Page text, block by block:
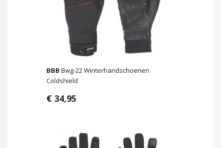
BBB Bwg-22 Winterhandschoenen
Coldshield
€ 34,95